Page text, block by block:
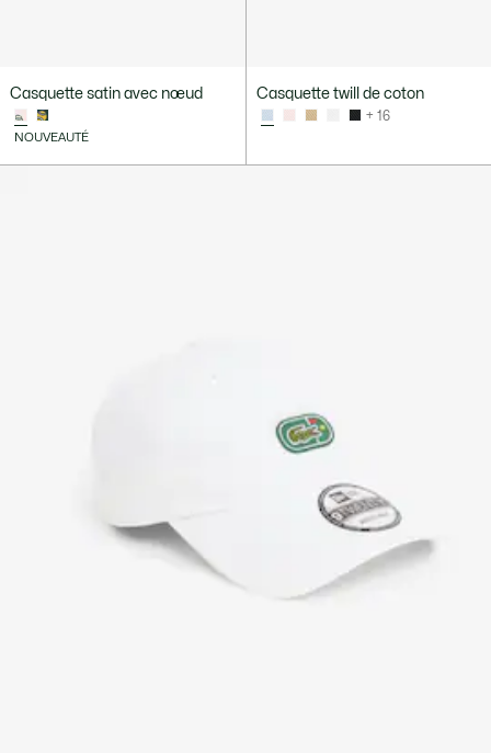
Casquette satin avec nœud
NOUVEAUTÉ
Casquette twill de coton
+ 16